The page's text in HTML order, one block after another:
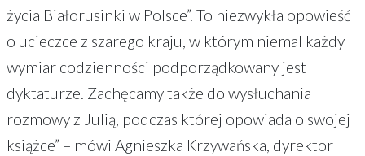
życia Białorusinki w Polsce”. To niezwykła opowieść
o ucieczce z szarego kraju, w którym niemal każdy
wymiar codzienności podporządkowany jest
dyktaturze. Zachęcamy także do wysłuchania
rozmowy z Julią, podczas której opowiada o swojej
książce” – mówi Agnieszka Krzywańska, dyrektor